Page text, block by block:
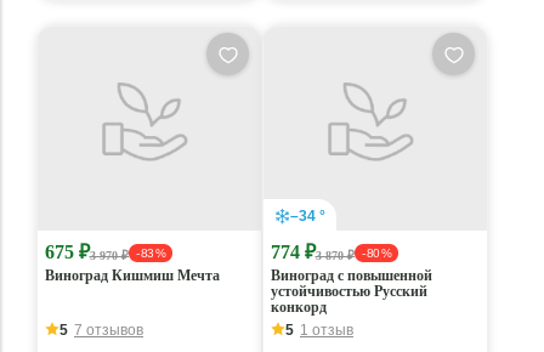
675 ₽3 970 ₽ - 83 %
Виноград Кишмиш Мечта
5 7 отзывов
–34 °
774 ₽3 870 ₽ - 80 %
Виноград с повышенной
устойчивостью Русский
конкорд
5 1 отзыв